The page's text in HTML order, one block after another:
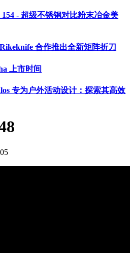
- 超级不锈钢对比粉末冶金美
合作推出全新矩阵折刀
上市时间
专为户外活动设计：探索其高效